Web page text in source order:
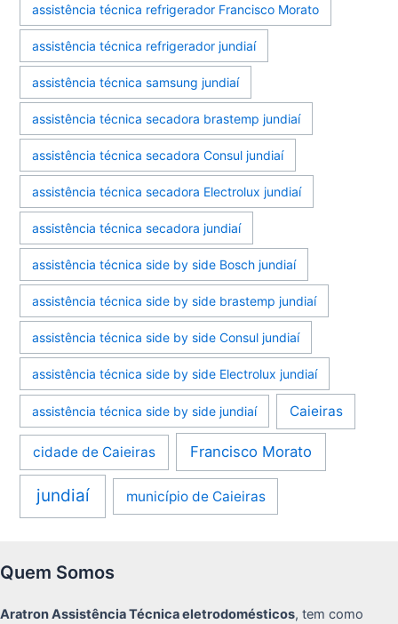
assistência técnica refrigerador Francisco Morato
assistência técnica refrigerador jundiaí
assistência técnica samsung jundiaí
assistência técnica secadora brastemp jundiaí
assistência técnica secadora Consul jundiaí
assistência técnica secadora Electrolux jundiaí
assistência técnica secadora jundiaí
assistência técnica side by side Bosch jundiaí
assistência técnica side by side brastemp jundiaí
assistência técnica side by side Consul jundiaí
assistência técnica side by side Electrolux jundiaí
assistência técnica side by side jundiaí Caieiras
cidade de Caieiras Francisco Morato
jundiaí município de Caieiras
Quem Somos
Aratron Assistência Técnica eletrodomésticos, tem como